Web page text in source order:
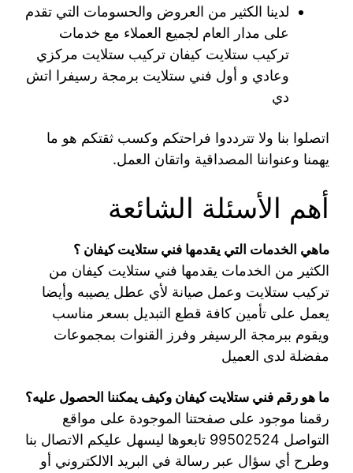
لدينا الكثير من العروض والحسومات التي تقدم
على مدار العام لجميع العملاء مع خدمات
تركيب ستلايت كيفان تركيب ستلايت مركزي
وعادي و أول فني ستلايت برمجة رسيفرا اتش
دي
اتصلوا بنا ولا تترددوا فراحتكم وكسب ثقتكم هو ما
يهمنا وعنواننا المصداقية واتقان العمل.
أهم الأسئلة الشائعة
ماهي الخدمات التي يقدمها فني ستلايت كيفان ؟
الكثير من الخدمات يقدمها فني ستلايت كيفان من
تركيب ستلايت وعمل صيانة لأي عطل يصيبه وأيضا
يعمل على تأمين كافة قطع التبديل بسعر مناسب
ويقوم ببرمجة الرسيفر وفرز القنوات بمجموعات
مفضلة لدى العميل
ما هو رقم فني ستلايت كيفان وكيف يمكننا الحصول عليه؟
رقمنا موجود على صفحتنا الموجودة على مواقع
التواصل 99502524 تابعوها ليسهل عليكم الاتصال بنا
وطرح أي سؤال عبر رسالة في البريد الالكتروني أو